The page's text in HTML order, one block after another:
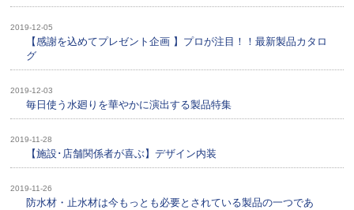
2019-12-05
【感謝を込めてプレゼント企画 】プロが注目！！最新製品カタロ
グ
2019-12-03
毎日使う水廻りを華やかに演出する製品特集
2019-11-28
【施設･店舗関係者が喜ぶ】デザイン内装
2019-11-26
防水材・止水材は今もっとも必要とされている製品の一つであ